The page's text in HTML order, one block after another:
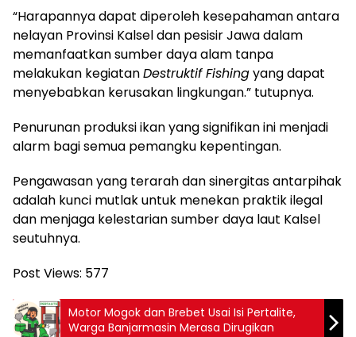
“Harapannya dapat diperoleh kesepahaman antara
nelayan Provinsi Kalsel dan pesisir Jawa dalam
memanfaatkan sumber daya alam tanpa
melakukan kegiatanDestruktif Fishingyang dapat
menyebabkan kerusakan lingkungan.” tutupnya.
Penurunan produksi ikan yang signifikan ini menjadi
alarm bagi semua pemangku kepentingan.
Pengawasan yang terarah dan sinergitas antarpihak
adalah kunci mutlak untuk menekan praktik ilegal
dan menjaga kelestarian sumber daya laut Kalsel
seutuhnya.
Post Views: 577
Motor Mogok dan Brebet Usai Isi Pertalite,
Warga Banjarmasin Merasa Dirugikan